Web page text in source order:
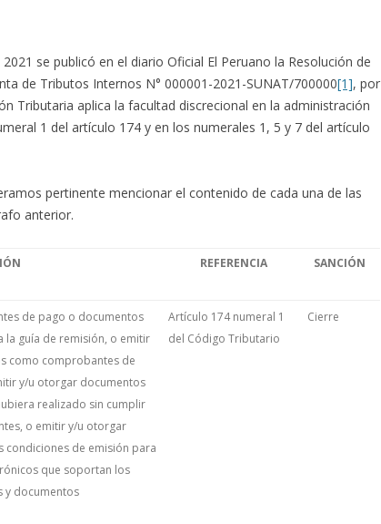
se publicó en el diario Oficial El Peruano la Resolución de
de Tributos Internos N° 000001-2021-SUNAT/700000[1], por
Tributaria aplica la facultad discrecional en la administración
1 del artículo 174 y en los numerales 1, 5 y 7 del artículo
pertinente mencionar el contenido de cada una de las
anterior.
REFERENCIA SANCIÓN
de pago o documentos
la guía de remisión, o emitir
como comprobantes de
y/u otorgar documentos
realizado sin cumplir
o emitir y/u otorgar
condiciones de emisión para
que soportan los
y documentos
Artículo 174 numeral 1
del Código Tributario
Cierre